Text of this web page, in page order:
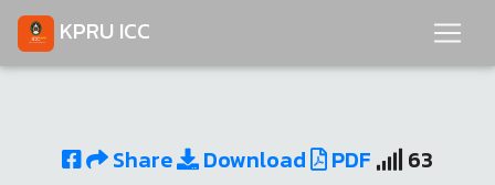
KPRU ICC
Share Download PDF 63